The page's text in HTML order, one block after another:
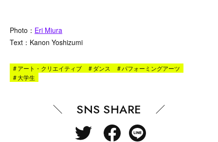
Photo： Eri Miura
Text：Kanon Yoshizumi
#アート・クリエイティブ #ダンス #パフォーミングアーツ
#大学生
SNS SHARE